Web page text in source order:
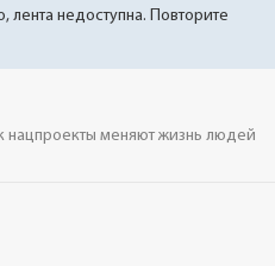
недоступна. Повторите
нацпроекты меняют жизнь людей